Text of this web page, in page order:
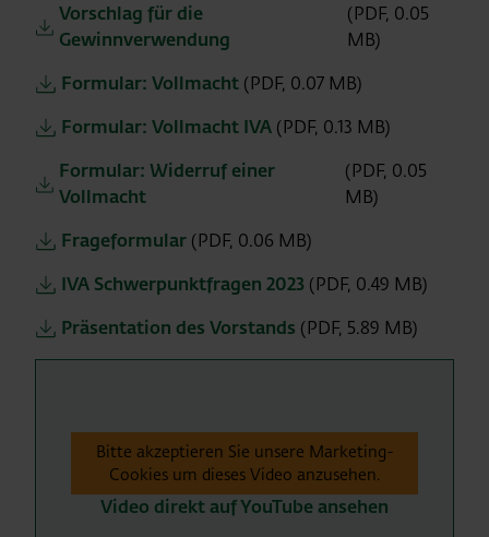
Vorschlag für die
Gewinnverwendung
(PDF, 0.05
MB)
Formular: Vollmacht (PDF, 0.07 MB)
Formular: Vollmacht IVA (PDF, 0.13 MB)
Formular: Widerruf einer
Vollmacht
(PDF, 0.05
MB)
Frageformular (PDF, 0.06 MB)
IVA Schwerpunktfragen 2023 (PDF, 0.49 MB)
Präsentation des Vorstands (PDF, 5.89 MB)
Bitte akzeptieren Sie unsere Marketing-
Cookies um dieses Video anzusehen.
Video direkt auf YouTube ansehen